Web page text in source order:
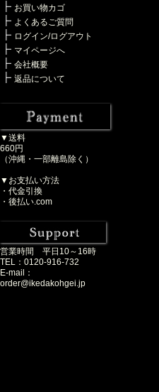
お買い物カゴ
よくあるご質問
ログイン/ログアウト
マイページへ
会社概要
返品について
▼送料
660円
（沖縄・一部離島除く）
▼お支払い方法
・代金引換
・後払い.com
営業時間 平日10～16時
TEL：0120-916-732
E-mail：
order@ikedakohgei.jp